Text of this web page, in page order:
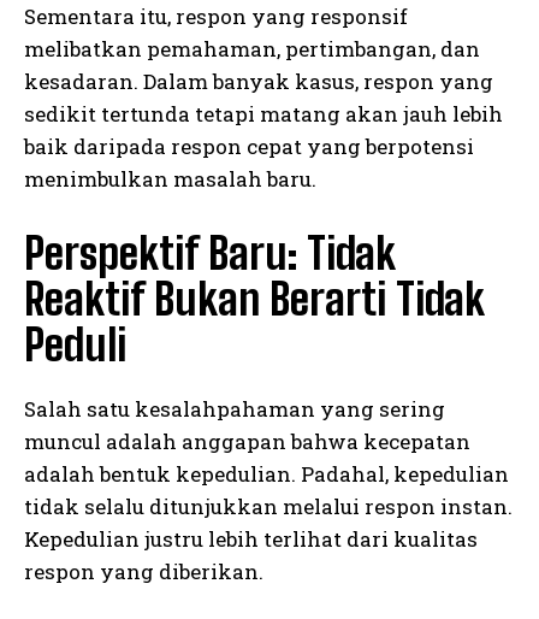
Sementara itu, respon yang responsif
melibatkan pemahaman, pertimbangan, dan
kesadaran. Dalam banyak kasus, respon yang
sedikit tertunda tetapi matang akan jauh lebih
baik daripada respon cepat yang berpotensi
menimbulkan masalah baru.
Perspektif Baru: Tidak
Reaktif Bukan Berarti Tidak
Peduli
Salah satu kesalahpahaman yang sering
muncul adalah anggapan bahwa kecepatan
adalah bentuk kepedulian. Padahal, kepedulian
tidak selalu ditunjukkan melalui respon instan.
Kepedulian justru lebih terlihat dari kualitas
respon yang diberikan.